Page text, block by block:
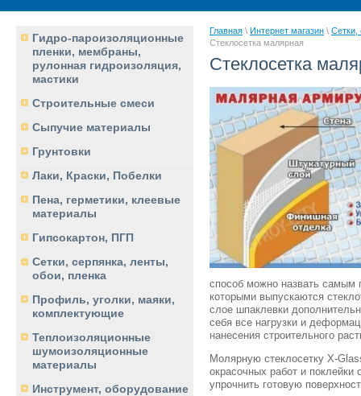
Гидро-пароизоляционные
пленки, мембраны,
рулонная гидроизоляция,
мастики
Строительные смеси
Сыпучие материалы
Грунтовки
Лаки, Краски, Побелки
Пена, герметики, клеевые
материалы
Гипсокартон, ПГП
Сетки, серпянка, ленты,
обои, пленка
Профиль, уголки, маяки,
комплектующие
Теплоизоляционные
шумоизоляционные
материалы
Инструмент, оборудование
Главная \ Интернет магазин \ Сетки,
Стеклосетка малярная
Стеклосетка
способ можно назвать самым
которыми выпускаются
слое шпаклевки
себя все нагрузки и
нанесения строительного
Молярную стеклосетку X-
окрасочных работ и
упрочнить готовую